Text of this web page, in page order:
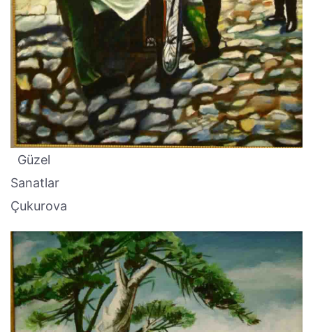
Güzel
Sanatlar
Çukurova